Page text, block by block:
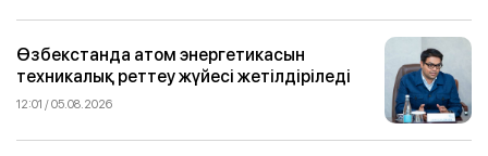
Өзбекстанда атом энергетикасын
техникалық реттеу жүйесі жетілдіріледі
12:01 / 05.08.2026